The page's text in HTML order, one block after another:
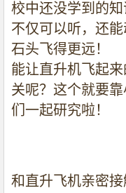
校中还没学到的
不仅可以听，还
石头飞得更远！
能让直升机飞起
关呢？这个就要
们一起研究啦！
和直升飞机亲密接